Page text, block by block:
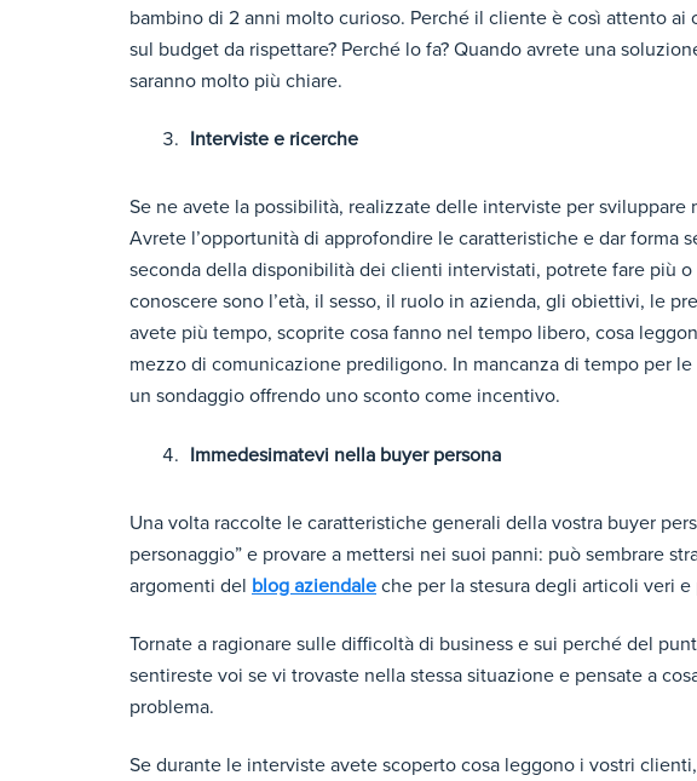
bambino di 2 anni molto curioso. Perché il cliente è così attento ai
sul budget da rispettare? Perché lo fa? Quando avrete una
saranno molto più chiare.
Interviste e ricerche
Se ne avete la possibilità, realizzate delle interviste per
Avrete l’opportunità di approfondire le caratteristiche e dar forma
seconda della disponibilità dei clienti intervistati, potrete fare più
conoscere sono l’età, il sesso, il ruolo in azienda, gli obiettivi, le
avete più tempo, scoprite cosa fanno nel tempo libero, cosa
mezzo di comunicazione prediligono. In mancanza di tempo per
un sondaggio offrendo uno sconto come incentivo.
Immedesimatevi nella buyer persona
Una volta raccolte le caratteristiche generali della vostra buyer
personaggio” e provare a mettersi nei suoi panni: può sembrare
argomenti del blog aziendale che per la stesura degli articoli veri e
Tornate a ragionare sulle difficoltà di business e sui perché del
sentireste voi se vi trovaste nella stessa situazione e pensate a
problema.
Se durante le interviste avete scoperto cosa leggono i vostri